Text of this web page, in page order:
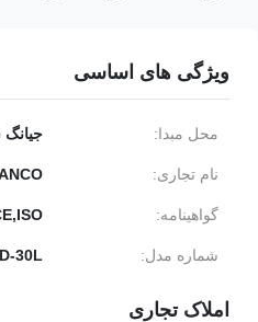
ویژگی های اساسی
محل مبدا:
نام تجاری:
گواهینامه:
شماره مدل: 30L
املاک تجاری